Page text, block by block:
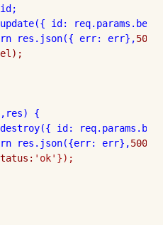
id:
res.json({ err: err},
{
id:
res.json({err: err},500);
'ok'});